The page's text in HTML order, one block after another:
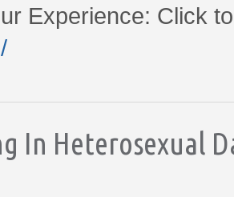
Experience: Click
In Heterosexual